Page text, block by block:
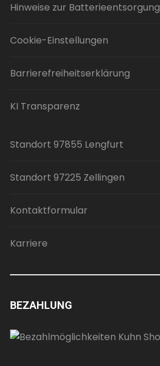
Hinweise zur Batterieentsorgung
Cookie-Einstellungen
Barrierefreiheitserklärung
KI Transparenz
Standort 97855 Lengfurt
Standort 97225 Zellingen
Kontaktformular
Karriere
BEZAHLUNG